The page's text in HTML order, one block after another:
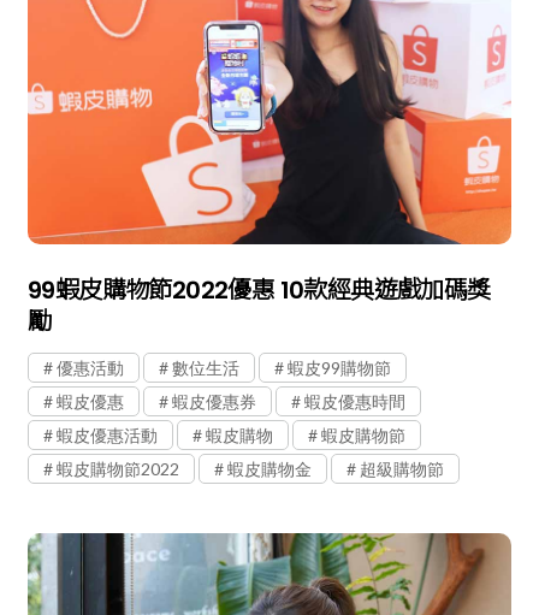
99蝦皮購物節2022優惠 10款經典遊戲加碼獎
勵
優惠活動 數位生活
蝦皮99購物節
蝦皮優惠
蝦皮優惠券
蝦皮優惠時間
蝦皮優惠活動
蝦皮購物
蝦皮購物節
蝦皮購物節2022
蝦皮購物金 超級購物節